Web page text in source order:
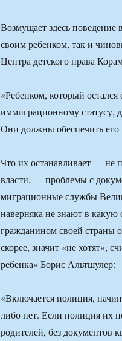
Возмущает здесь поведение
своим ребенком, так и
Центра детского права
«Ребенком, который
иммиграционному статусу,
Они должны обеспечить его
Что их останавливает — не
власти, — проблемы с
миграционные службы
наверняка не знают в какую
гражданином своей страны
скорее, значит «не хотят»,
ребенка» Борис Альтшулер:
«Включается полиция,
либо нет. Если полиция их
родителей, без документов